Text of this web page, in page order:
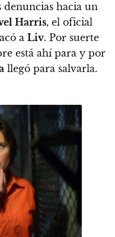
denuncias hacia un
Harris, el oficial
a Liv. Por suerte
está ahí para y por
llegó para salvarla.